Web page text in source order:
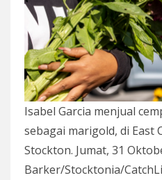
Isabel Garcia menjual
sebagai marigold, di East
Stockton. Jumat, 31
Barker/Stocktonia/